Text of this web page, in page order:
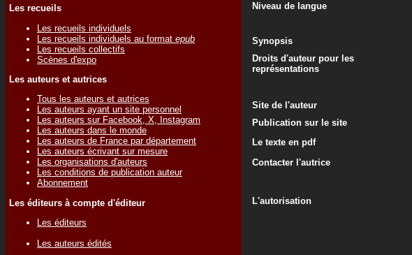
Les recueils
Les recueils individuels
Les recueils individuels au format epub
Les recueils collectifs
Scènes d'expo
Les auteurs et autrices
Tous les auteurs et autrices
Les auteurs ayant un site personnel
Les auteurs sur Facebook, X, Instagram
Les auteurs dans le monde
Les auteurs de France par département
Les auteurs écrivant sur mesure
Les organisations d'auteurs
Les conditions de publication auteur
Abonnement
Les éditeurs à compte d'éditeur
Les éditeurs
Les auteurs édités
Niveau de langue
Synopsis
Droits d'auteur pour les
représentations
Site de l'auteur
Publication sur le site
Le texte en pdf
Contacter l'autrice
L'autorisation